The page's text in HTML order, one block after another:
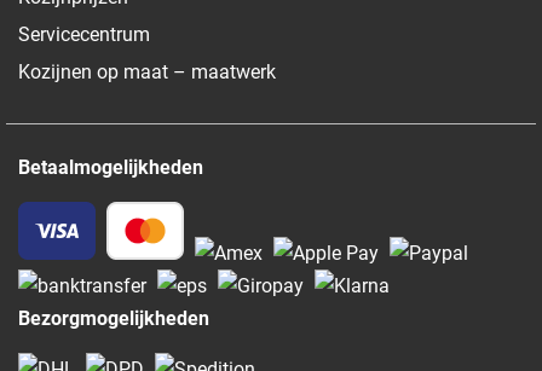
Servicecentrum
Kozijnen op maat – maatwerk
Betaalmogelijkheden
Bezorgmogelijkheden